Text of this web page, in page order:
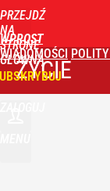
PRZEJDŹ
NA
STRONĘ
GŁÓWNĄ
WPROST
WIADOMOŚCI
ŻYCIE